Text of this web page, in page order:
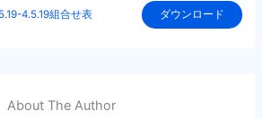
4.5.19組合せ表 ダウンロード
About The Author